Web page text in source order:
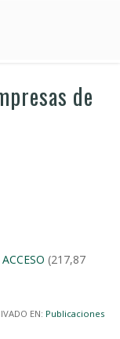
de
(217,87
EN: Publicaciones